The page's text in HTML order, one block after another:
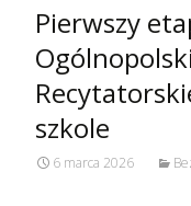
Pierwszy
szkole
6 marca 2026